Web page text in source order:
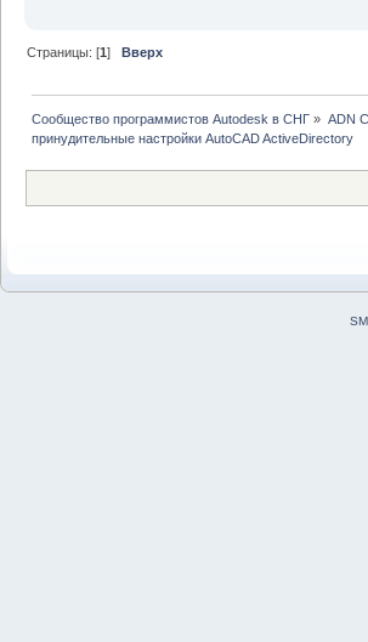
Страницы: [1] Вверх
Сообщество программистов Autodesk в СНГ » ADN
принудительные настройки AutoCAD ActiveDirectory